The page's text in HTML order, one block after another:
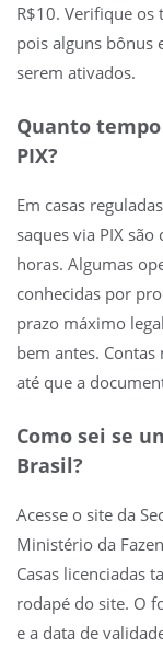
R$10. Verifique os
pois alguns bônus
serem ativados.
Quanto
PIX?
Em casas
saques via PIX
horas. Algumas
conhecidas por
prazo máximo
bem antes.
até que a
Como sei se
Brasil?
Acesse o site da
Ministério da
Casas licenciadas
rodapé do site. O
e a data de